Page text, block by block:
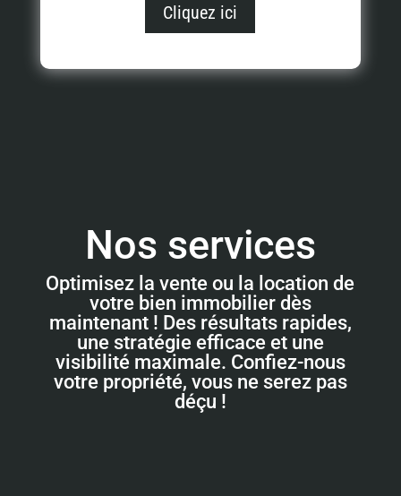
Cliquez ici
Nos services
Optimisez la vente ou la location de
votre bien immobilier dès
maintenant ! Des résultats rapides,
une stratégie efficace et une
visibilité maximale. Confiez-nous
votre propriété, vous ne serez pas
déçu !